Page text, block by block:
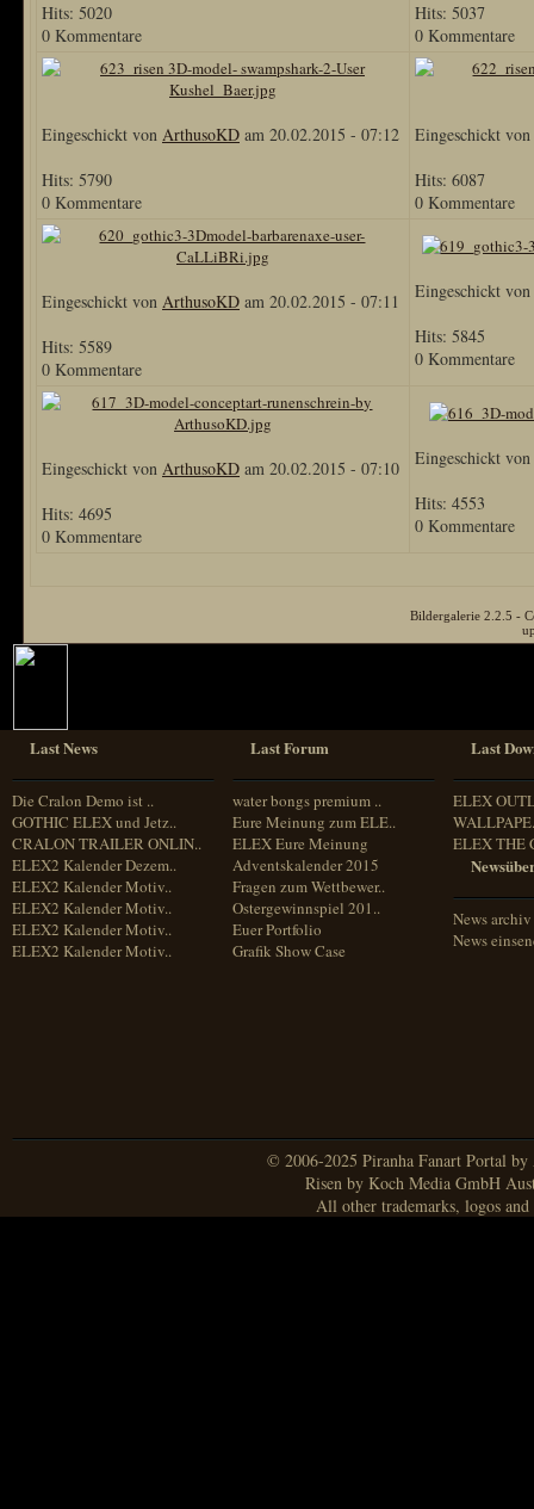
Hits: 5020
0 Kommentare
Hits: 5037
0 Kommentare
Eingeschickt von ArthusoKD am 20.02.2015 - 07:12
Hits: 5790
0 Kommentare
Eingeschickt von
Hits: 6087
0 Kommentare
Eingeschickt von ArthusoKD am 20.02.2015 - 07:11
Hits: 5589
0 Kommentare
Eingeschickt von
Hits: 5845
0 Kommentare
Eingeschickt von ArthusoKD am 20.02.2015 - 07:10
Hits: 4695
0 Kommentare
Eingeschickt von
Hits: 4553
0 Kommentare
Bildergalerie 2.2.5 -
Last News
Die Cralon Demo ist ..
GOTHIC ELEX und Jetz..
CRALON TRAILER ONLIN..
ELEX2 Kalender Dezem..
ELEX2 Kalender Motiv..
ELEX2 Kalender Motiv..
ELEX2 Kalender Motiv..
ELEX2 Kalender Motiv..
Last Forum
water bongs premium ..
Eure Meinung zum ELE..
ELEX Eure Meinung
Adventskalender 2015
Fragen zum Wettbewer..
Ostergewinnspiel 201..
Euer Portfolio
Grafik Show Case
Last
ELEX
ELEX THE
News archiv
News
© 2006-2025 Piranha Fanart Portal
Risen by Koch Media GmbH
All other trademarks, logos